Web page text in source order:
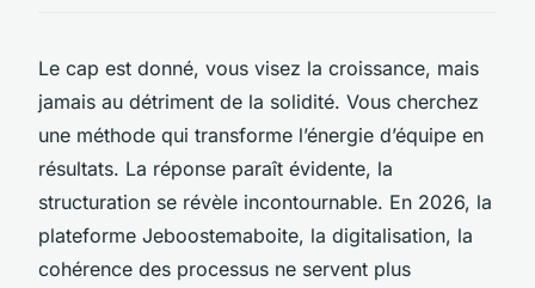
Le cap est donné, vous visez la croissance, mais
jamais au détriment de la solidité. Vous cherchez
une méthode qui transforme l’énergie d’équipe en
résultats. La réponse paraît évidente, la
structuration se révèle incontournable. En 2026, la
plateforme Jeboostemaboite, la digitalisation, la
cohérence des processus ne servent plus